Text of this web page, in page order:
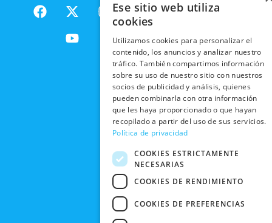
F
a
X
-
t
w
m
Y
o
u
t
PRODUCTOS
SOCIAL
TRABAJA
CON
NOSOTROS
NUESTRAS
TIENDAS
FRIDAY
NACIONALES
INTERNACIONALES
RECOGIDA
EN TIENDA
DEVOLUCIONES
Y CAMBIOS
CANCELAR
POLÍTICAS
EN RRSS
POLÍTICA DE
PRIVACIDAD
CONDICIONES
DE COMPRA
Ese sitio web utiliza
cookies
Utilizamos cookies para personalizar el
contenido, los anuncios y analizar nuestro
tráfico. También compartimos información
sobre su uso de nuestro sitio con nuestros
socios de publicidad y análisis, quienes
pueden combinarla con otra información
que les haya proporcionado o que hayan
recopilado a partir del uso de sus servicios.
Política de privacidad
COOKIES ESTRICTAMENTE
NECESARIAS
COOKIES DE RENDIMIENTO
COOKIES DE PREFERENCIAS